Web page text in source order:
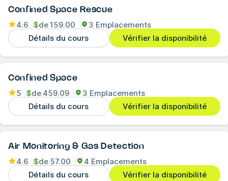
Confined Space Rescue
4.6 $de159.00
3 Emplacements
Détails du cours
Vérifier la disponibilité
Confined Space
5 $de 459.09
3 Emplacements
Détails du cours
Vérifier la disponibilité
Air Monitoring & Gas Detection
4.6 $de 57.00
4 Emplacements
Détails du cours
Vérifier la disponibilité